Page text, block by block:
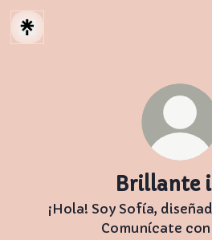
Brillante
¡Hola! Soy Sofía,
Comunícate